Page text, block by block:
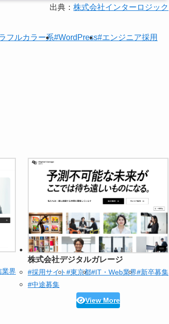
出典： 株式会社インターロジック
フルカラー系#WordPress#エンジニア採用
業界
株式会社デジタルガレージ
#採用サイト#東京都#IT・Web業界#新卒募集
#中途募集
View More